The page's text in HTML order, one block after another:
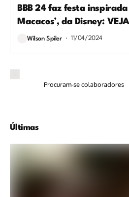
BBB 24 faz festa inspirada
Macacos’, da Disney:
Wilson Spiler 11/04/2024
Procuram-se colaboradores
Últimas